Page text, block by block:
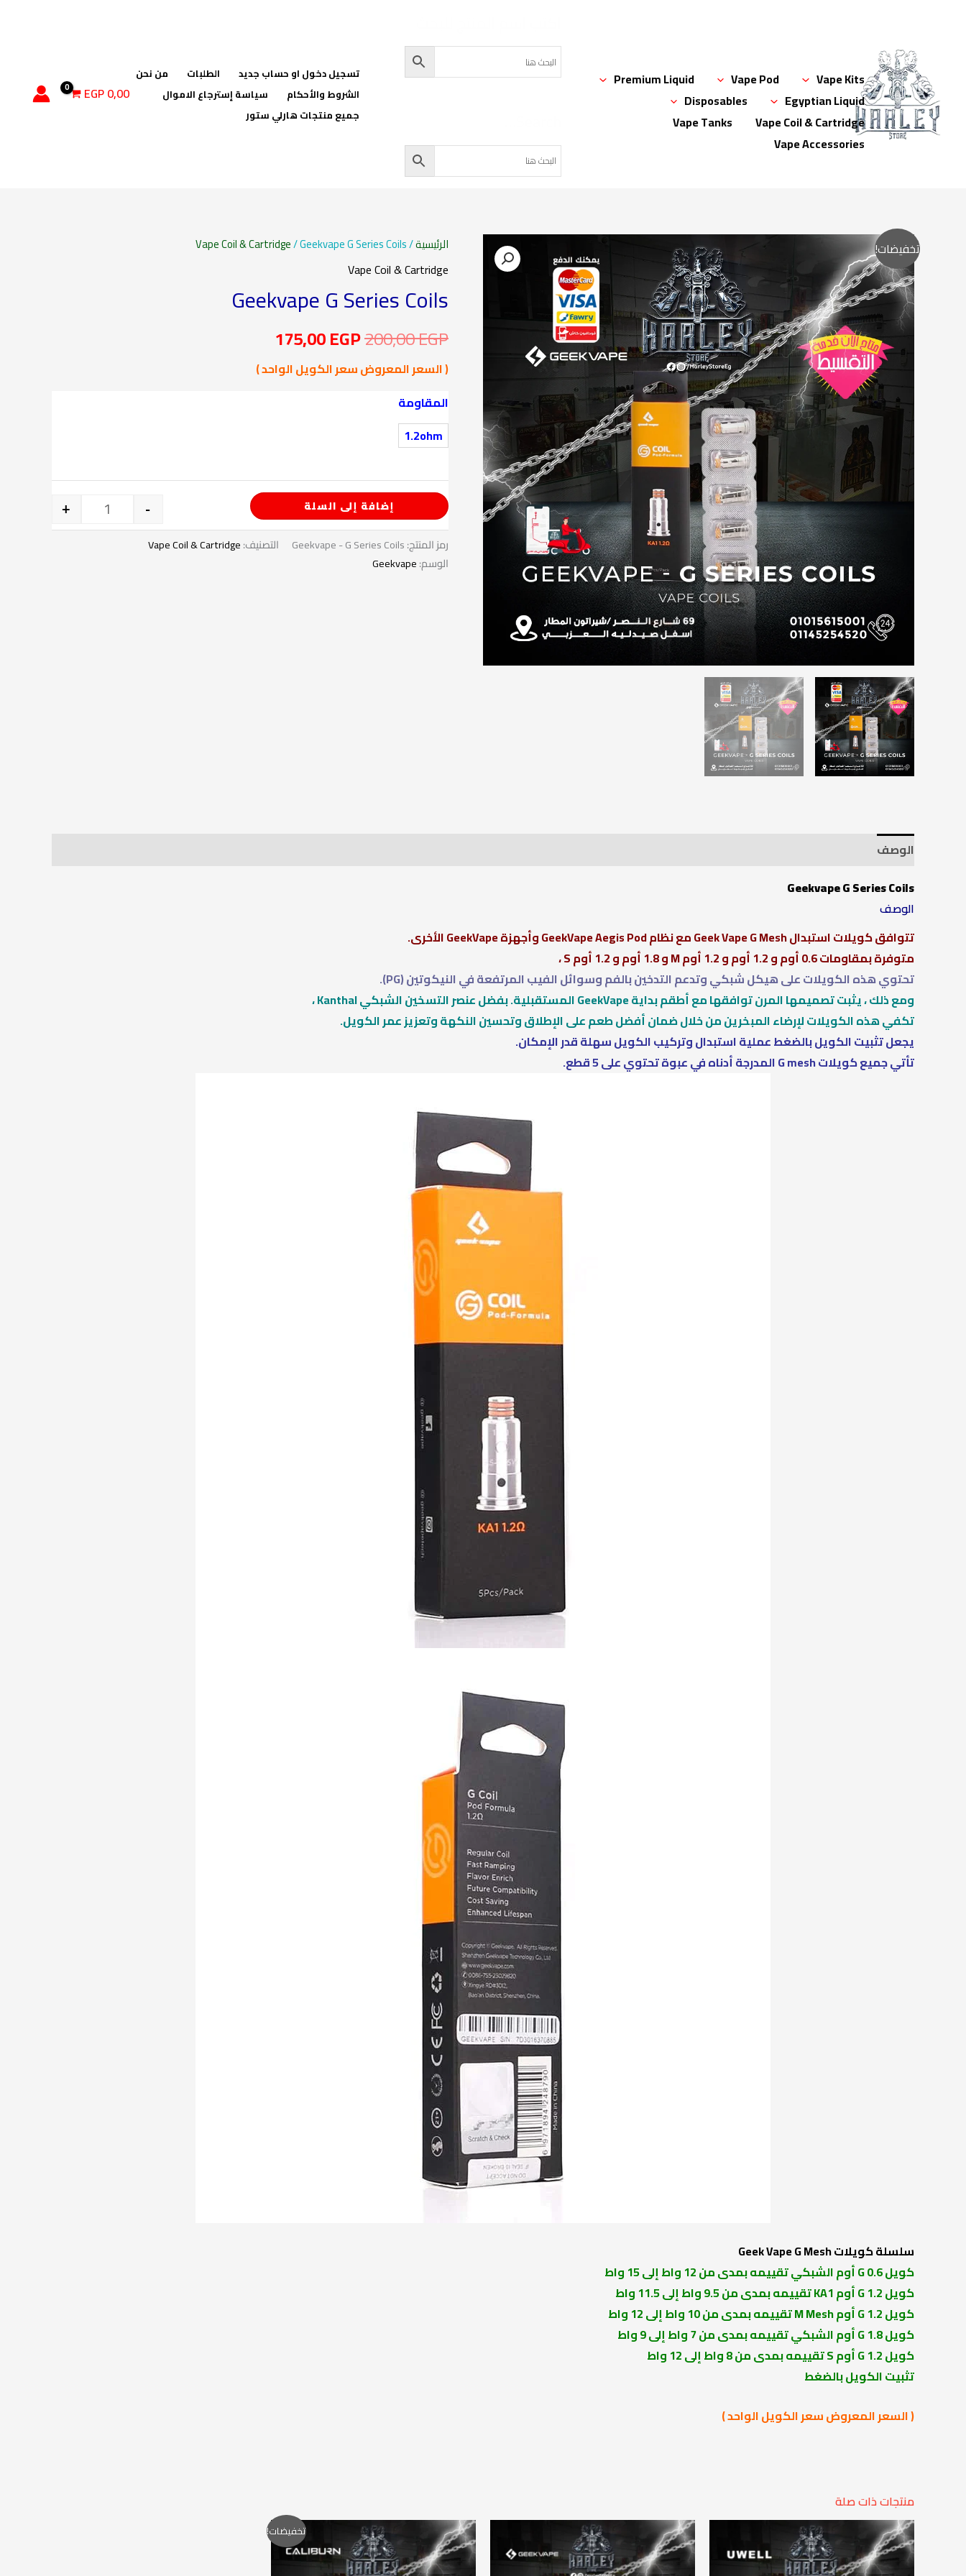
Vape Kits
Vape Pod
Premium Liquid
Egyptian Liquid
Disposables
Vape Coil & Cartridge
Vape Tanks
Vape Accessories
تسجيل دخول او حساب جديد الطلبات
من نحن
الشروط والأحكام
سياسة إسترجاع الاموال
جميع منتجات هارلي ستور
0,00
EGP
تخفيضات! الرئيسية/
Vape Coil & Cartridge/ Geekvape G Series Coils
Vape Coil & Cartridge
Geekvape G Series Coils
200,00EGP
السعر
الأصلي
هو:
200,00 EGP.
175,00EGP
السعر
هو:
( السعر المعروض سعر الكويل الواحد )
المقاومة
1.2ohm
-
+ إضافة إلى السلة
رمز المنتج:Geekvape - G Series Coils التصنيف:Vape Coil & Cartridge
الوسم:Geekvape
الوصف
Geekvape G Series Coils
الوصف
تتوافق كويلات استبدال Geek Vape G Mesh مع نظام GeekVape Aegis Pod وأجهزة GeekVape الأخرى.
متوفرة بمقاومات 0.6 أوم و 1.2 أوم و 1.2 أوم M و 1.8 أوم و 1.2 أوم S ،
تحتوي هذه الكويلات على هيكل شبكي وتدعم التدخين بالفم وسوائل الفيب المرتفعة في النيكوتين (PG).
ومع ذلك ، يثبت تصميمها المرن توافقها مع أطقم بداية GeekVape المستقبلية. بفضل عنصر التسخين الشبكي Kanthal ،
تكفي هذه الكويلات لإرضاء المبخرين من خلال ضمان أفضل طعم على الإطلاق وتحسين النكهة وتعزيز عمر الكويل.
يجعل تثبيت الكويل بالضغط عملية استبدال وتركيب الكويل سهلة قدر الإمكان.
تأتي جميع كويلات G mesh المدرجة أدناه في عبوة تحتوي على 5 قطع.
سلسلة كويلات Geek Vape G Mesh
كويل G 0.6 أوم الشبكي تقييمه بمدى من 12 واط إلى 15 واط
كويل G 1.2 أوم KA1 تقييمه بمدى من 9.5 واط إلى 11.5 واط
كويل G 1.2 أوم M Mesh تقييمه بمدى من 10 واط إلى 12 واط
كويل G 1.8 أوم الشبكي تقييمه بمدى من 7 واط إلى 9 واط
كويل G 1.2 أوم S تقييمه بمدى من 8 واط إلى 12 واط
تثبيت الكويل بالضغط
( السعر المعروض سعر الكويل الواحد )
منتجات ذات صلة
تخفيضات!